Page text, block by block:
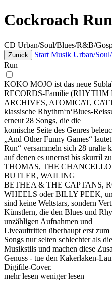
Cockroach Run
CD Urban/Soul/Blues/R&B/
Zurück Start Musik Urban/
Run
KOKO MOJO ist das neue
RECORDS-Familie
ARCHIVES, ATOMICAT,
klassische Rhythm‘n‘Blues-
erneut 28 Songs, die die
komische Seite des Genres
„And Other Funny Games“
Run“ versammeln sich 28 uralte
auf denen es unernst bis skurril
THOMAS, THE
BUTLER, WAILING
BETHEA & THE CAPTANS,
WHEELS oder BILLY PEEK,
sind keine Weltstars, sondern
Künstlern, die den Blues und
unzähligen Aufnahmen und
Liveauftritten überhaupt erst
Songs nur selten schlechter als
Musikstils und machen diese
Genuss - tue den Kakerlaken-
Digifile-Cover.
mehr lesen weniger lesen